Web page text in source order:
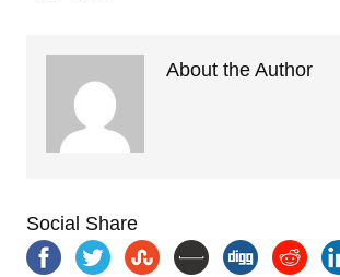
About the Author
Social Share